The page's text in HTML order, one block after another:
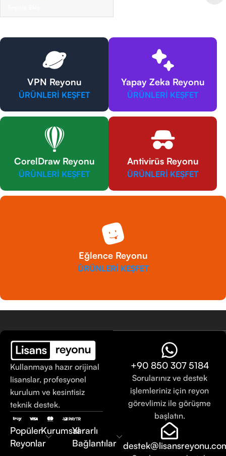
VPN Reyonu
ÜRÜNLERİ KEŞFET
Yapay Zeka Reyonu
ÜRÜNLERİ KEŞFET
CorelDraw Reyonu
ÜRÜNLERİ KEŞFET
Antivirüs Reyonu
ÜRÜNLERİ KEŞFET
Eğlence Reyonu
ÜRÜNLERİ KEŞFET
Kullanmaya hazır orijinal
lisanslar, profesyonel
kurulum ve kesintisiz
teknik destek.
Popüler
Reyonlar
KurumsalYararlı
Bağlantılar
+90 850 307 5184
Sorularınız ve destek
işlemleriniz için reyon
görevlimiz ile görüşme
başlatın.